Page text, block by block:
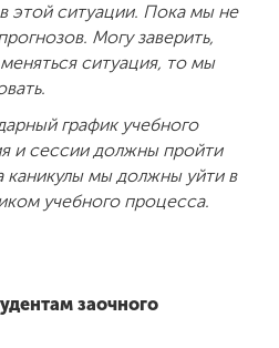
этой ситуации. Пока мы не
Могу заверить,
ситуация, то мы
график учебного
и сессии должны пройти
каникулы мы должны уйти в
учебного процесса.
заочного